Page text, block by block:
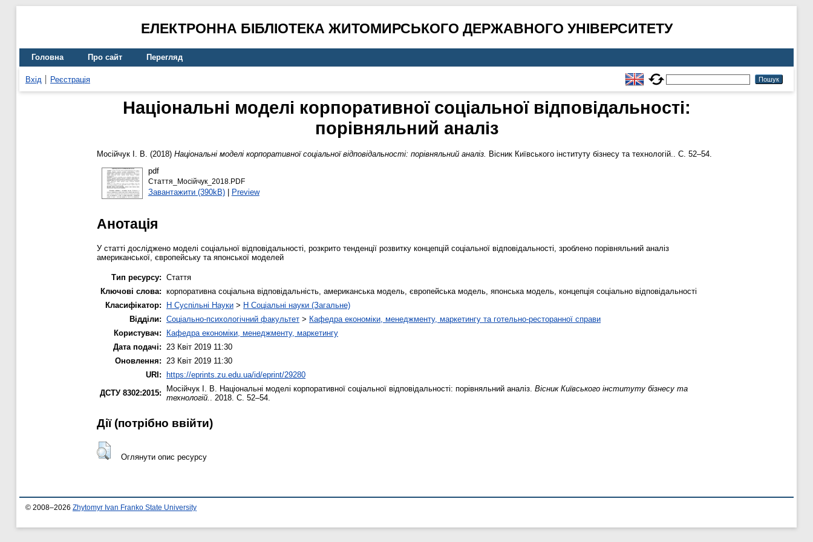
ЕЛЕКТРОННА БІБЛІОТЕКА ЖИТОМИРСЬКОГО ДЕРЖАВНОГО УНІВЕРСИТЕТУ
Головна Про сайт Перегляд
Вхід Реєстрація
Національні моделі корпоративної соціальної відповідальності:
порівняльний аналіз
Мосійчук І. В. (2018) Національні моделі корпоративної соціальної відповідальності: порівняльний аналіз. Вісник Київського інституту бізнесу та технологій.. С. 52–54.
pdf
Стаття_Мосійчук_2018.PDF
Завантажити (390kB)| Preview
Анотація
У статті досліджено моделі соціальної відповідальності, розкрито тенденції розвитку концепцій соціальної відповідальності, зроблено порівняльний аналіз
американської, європейську та японської моделей
Тип ресурсу: Стаття
Ключові слова: корпоративна соціальна відповідальність, американська модель, європейська модель, японська модель, концепція соціально відповідальності
Класифікатор:
H Суспільні Науки > H Соціальні науки (Загальне)
Відділи: Соціально-психологічний факультет > Кафедра економіки, менеджменту, маркетингу та готельно-ресторанної справи
Користувач:
Кафедра економіки, менеджменту, маркетингу
Дата подачі:
23 Квіт 2019 11:30
Оновлення:
23 Квіт 2019 11:30
URI: https://eprints.zu.edu.ua/id/eprint/29280
ДСТУ 8302:2015:
Мосійчук І. В. Національні моделі корпоративної соціальної відповідальності: порівняльний аналіз. Вісник Київського інституту бізнесу та
технологій.
. 2018. С. 52–54.
Дії ​​(потрібно ввійти)
Оглянути опис ресурсу
© 2008–2026 Zhytomyr Ivan Franko State University